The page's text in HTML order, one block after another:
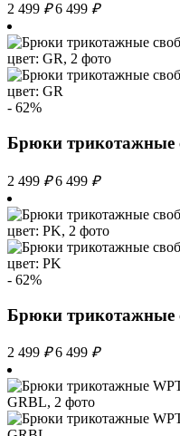
2 499 ₽ 6 499 ₽
- 62%
Брюки трикотажные
2 499 ₽ 6 499 ₽
- 62%
Брюки трикотажные
2 499 ₽ 6 499 ₽